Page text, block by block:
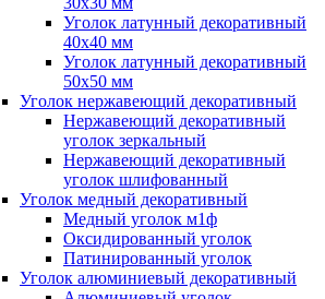
Уголок латунный декоративный
40x40 мм
Уголок латунный декоративный
50x50 мм
Уголок нержавеющий декоративный
Нержавеющий декоративный
уголок зеркальный
Нержавеющий декоративный
уголок шлифованный
Уголок медный декоративный
Медный уголок м1ф
Оксидированный уголок
Патинированный уголок
Уголок алюминиевый декоративный